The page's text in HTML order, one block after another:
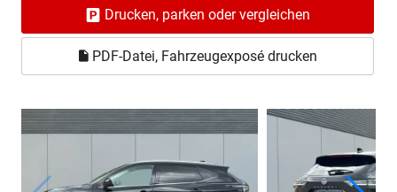
Drucken, parken oder vergleichen
PDF-Datei, Fahrzeugexposé drucken